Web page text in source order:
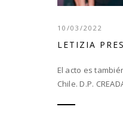
10/03/2022
LETIZIA
El acto es
Chile. D.P.